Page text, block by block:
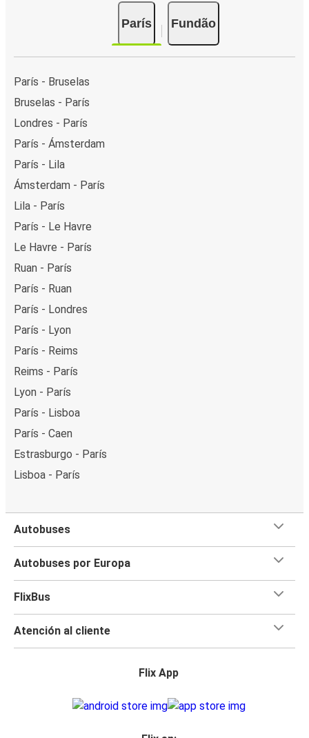
París Fundão
París - Bruselas
Bruselas - París
Londres - París
París - Ámsterdam
París - Lila
Ámsterdam - París
Lila - París
París - Le Havre
Le Havre - París
Ruan - París
París - Ruan
París - Londres
París - Lyon
París - Reims
Reims - París
Lyon - París
París - Lisboa
París - Caen
Estrasburgo - París
Lisboa - París
Autobuses
Autobuses por Europa
FlixBus
Atención al cliente
Flix App